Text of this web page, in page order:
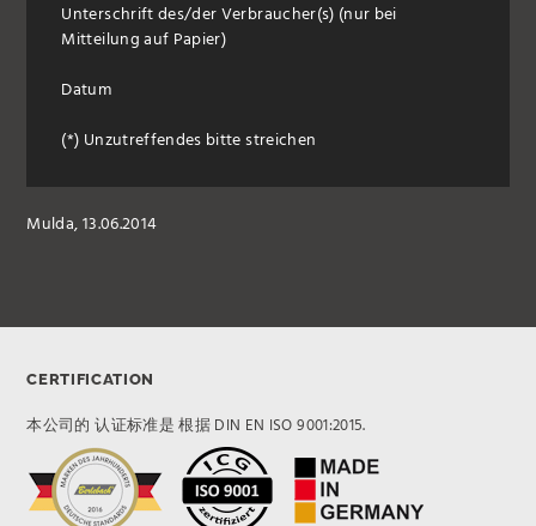
Unterschrift des/der Verbraucher(s) (nur bei
Mitteilung auf Papier)
Datum
(*) Unzutreffendes bitte streichen
Mulda, 13.06.2014
CERTIFICATION
本公司的 认证标准是 根据 DIN EN ISO 9001:2015.